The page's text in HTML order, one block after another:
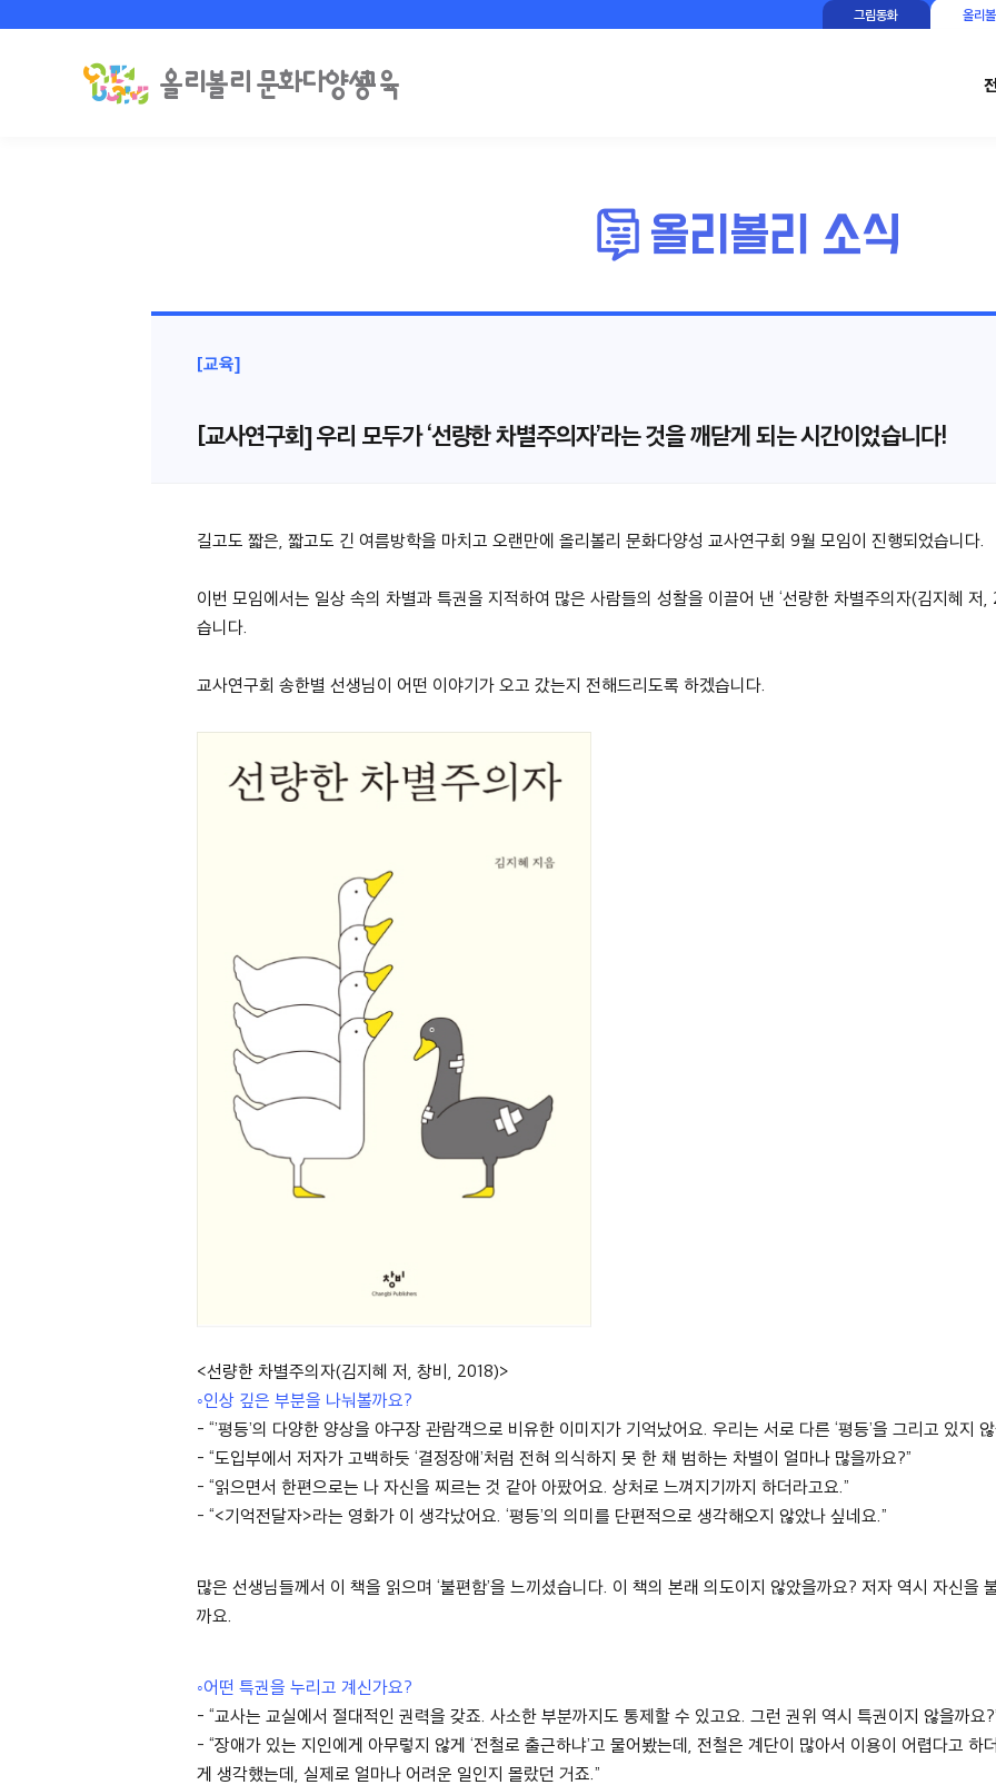
그림동화 올리
[교육]
[교사연구회] 우리 모두가 ‘선량한 차별주의자’라는 것을 깨닫게 되는 시간이었습니다!
길고도 짧은, 짧고도 긴 여름방학을 마치고 오랜만에 올리볼리 문화다양성 교사연구회 9월 모임이 진행되었습니다.
이번 모임에서는 일상 속의 차별과 특권을 지적하여 많은 사람들의 성찰을 이끌어 낸 ‘선량한 차별주의자(김지혜 저
습니다.
교사연구회 송한별 선생님이 어떤 이야기가 오고 갔는지 전해드리도록 하겠습니다.
<선량한 차별주의자(김지혜 저, 창비, 2018)>
◦인상 깊은 부분을 나눠볼까요?
- “’평등’의 다양한 양상을 야구장 관람객으로 비유한 이미지가 기억났어요.우리는 서로 다른 ‘평등’을 그리고 있지
- “도입부에서 저자가 고백하듯 ‘결정장애’처럼 전혀 의식하지 못 한 채 범하는 차별이 얼마나 많을까요?”
- “읽으면서 한편으로는 나 자신을 찌르는 것 같아 아팠어요.상처로 느껴지기까지 하더라고요.”
- “<기억전달자>라는 영화가 이 생각났어요. ‘평등’의 의미를 단편적으로 생각해오지 않았나 싶네요.”
많은 선생님들께서 이 책을 읽으며 ‘불편함’을 느끼셨습니다. 이 책의 본래 의도이지 않았을까요?저자 역시 자신을
까요.
◦어떤 특권을 누리고 계신가요?
- “교사는 교실에서 절대적인 권력을 갖죠.사소한 부분까지도 통제할 수 있고요.그런 권위 역시 특권이지 않을까요
- “장애가 있는 지인에게 아무렇지 않게 ‘전철로 출근하냐’고 물어봤는데 ,전철은 계단이 많아서 이용이 어렵다고 하
게 생각했는데 ,실제로 얼마나 어려운 일인지 몰랐던 거죠.”